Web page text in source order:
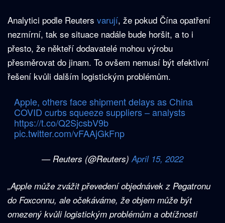
Analytici podle Reuters varují, že pokud Čína opatření
nezmírní, tak se situace nadále bude horšit, a to i
přesto, že někteří dodavatelé mohou výrobu
přesměrovat do jinam. To ovšem nemusí být efektivní
řešení kvůli dalším logistickým problémům.
Apple, others face shipment delays as China
COVID curbs squeeze suppliers – analysts
https://t.co/Q2SjcsbV9b
pic.twitter.com/vFAAjGkFnp
— Reuters (@Reuters)April 15, 2022
„Apple může zvážit převedení objednávek z Pegatronu
do Foxconnu, ale očekáváme, že objem může být
omezený kvůli logistickým problémům a obtížnosti